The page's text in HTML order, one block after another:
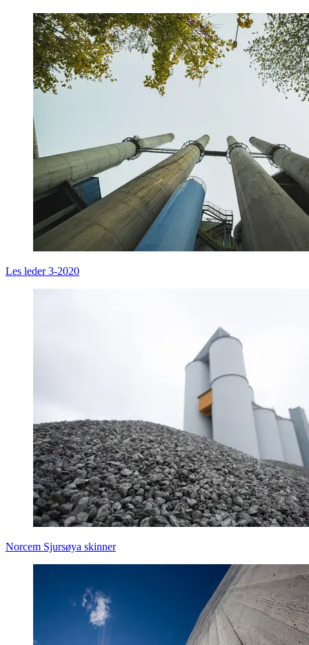
Les leder 3-2020
Norcem Sjursøya skinner